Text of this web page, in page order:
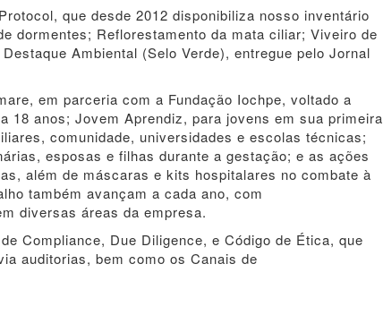
que desde 2012 disponibiliza nosso inventário
dormentes; Reflorestamento da mata ciliar; Viveiro de
Ambiental (Selo Verde), entregue pelo Jornal
em parceria com a Fundação Iochpe, voltado a
18 anos; Jovem Aprendiz, para jovens em sua primeira
comunidade, universidades e escolas técnicas;
esposas e filhas durante a gestação; e as ações
além de máscaras e kits hospitalares no combate à
também avançam a cada ano, com
diversas áreas da empresa.
Compliance, Due Diligence, e Código de Ética, que
auditorias, bem como os Canais de